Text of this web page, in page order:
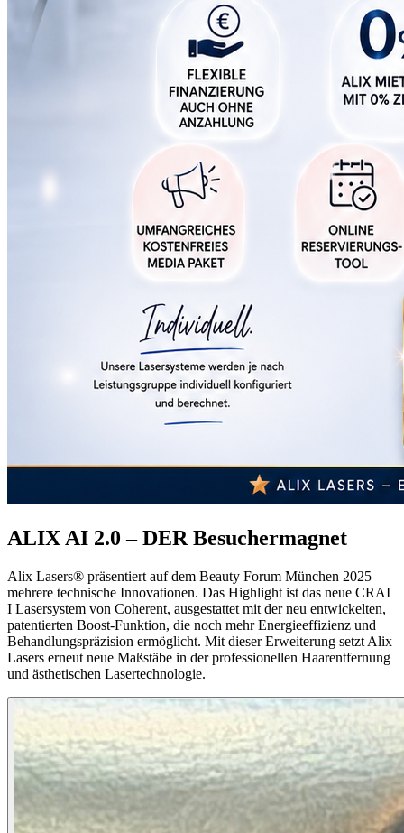
ALIX AI 2.0 – DER Besuchermagnet
Alix Lasers® präsentiert auf dem Beauty Forum München 2025
mehrere technische Innovationen. Das Highlight ist das neue CRAI
I Lasersystem von Coherent, ausgestattet mit der neu entwickelten,
patentierten Boost-Funktion, die noch mehr Energieeffizienz und
Behandlungspräzision ermöglicht. Mit dieser Erweiterung setzt Alix
Lasers erneut neue Maßstäbe in der professionellen Haarentfernung
und ästhetischen Lasertechnologie.